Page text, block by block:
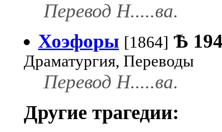
Перевод Н.....ва.
Хоэфоры [1864] Ѣ
Драматургия, Переводы
Перевод Н.....ва.
Другие трагедии: